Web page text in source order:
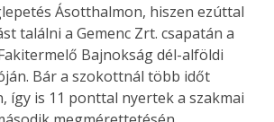
Ásotthalmon, hiszen ezúttal
találni a Gemenc Zrt. csapatán a
Bajnokság dél-alföldi
Bár a szokottnál több időt
így is 11 ponttal nyertek a szakmai